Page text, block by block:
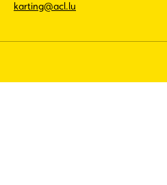
karting@acl.lu